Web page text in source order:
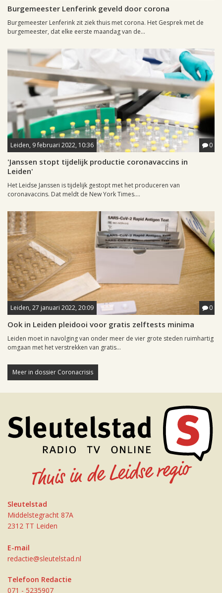
Burgemeester Lenferink geveld door corona
Burgemeester Lenferink zit ziek thuis met corona. Het Gesprek met de
burgemeester, dat elke eerste maandag van de...
Leiden, 9 februari 2022, 10:36 0
'Janssen stopt tijdelijk productie coronavaccins in
Leiden'
Het Leidse Janssen is tijdelijk gestopt met het produceren van
coronavaccins. Dat meldt de New York Times....
Leiden, 27 januari 2022, 20:09 0
Ook in Leiden pleidooi voor gratis zelftests minima
Leiden moet in navolging van onder meer de vier grote steden ruimhartig
omgaan met het verstrekken van gratis...
Meer in dossier Coronacrisis
Sleutelstad
Middelstegracht 87A
2312 TT Leiden
E-mail
redactie@sleutelstad.nl
Telefoon Redactie
071 - 5235907